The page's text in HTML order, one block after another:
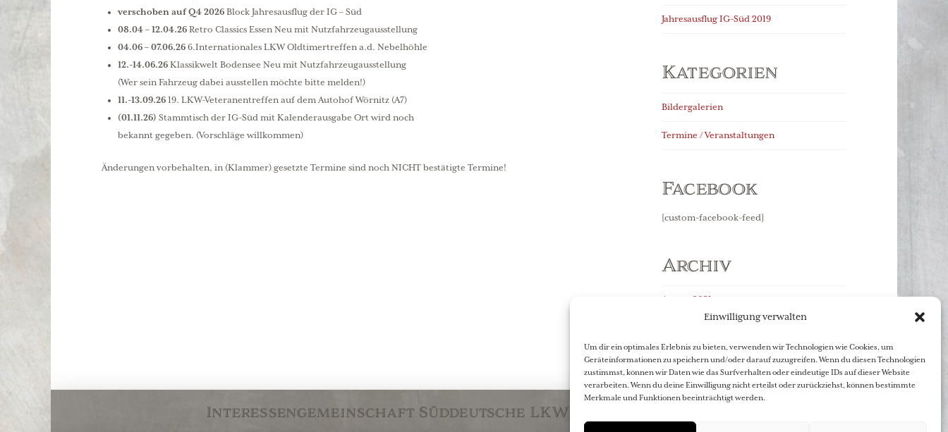
Einwilligung verwalten
Um dir ein optimales Erlebnis zu bieten, verwenden wir Technologien wie Cookies, um
Geräteinformationen zu speichern und/oder darauf zuzugreifen. Wenn du diesen Technologien
zustimmst, können wir Daten wie das Surfverhalten oder eindeutige IDs auf dieser Website
verarbeiten. Wenn du deine Einwilligung nicht erteilst oder zurückziehst, können bestimmte
Merkmale und Funktionen beeinträchtigt werden.
verschoben auf Q4 2026Block Jahresausflug der IG – Süd
08.04 – 12.04.26 Retro Classics Essen Neu mit Nutzfahrzeugausstellung
04.06 – 07.06.26 6.Internationales LKW Oldtimertreffen a.d. Nebelhöhle
12.-14.06.26 Klassikwelt Bodensee Neu mit Nutzfahrzeugausstellung
(Wer sein Fahrzeug dabei ausstellen möchte bitte melden!)
11.-13.09.26 19. LKW-Veteranentreffen auf dem Autohof Wörnitz (A7)
(01.11.26) Stammtisch der IG-Süd mit Kalenderausgabe Ort wird noch
bekannt gegeben. (Vorschläge willkommen)
Änderungen vorbehalten, in (Klammer) gesetzte Termine sind noch NICHT bestätigte Termine!
Jahresausflug IG-Süd 2019
Kategorien
Bildergalerien
Termine / Veranstaltungen
Facebook
[custom-facebook-feed]
Archiv
August 2021
Interessengemeinschaft Süddeutsche LKW-Veteranen-Freunde